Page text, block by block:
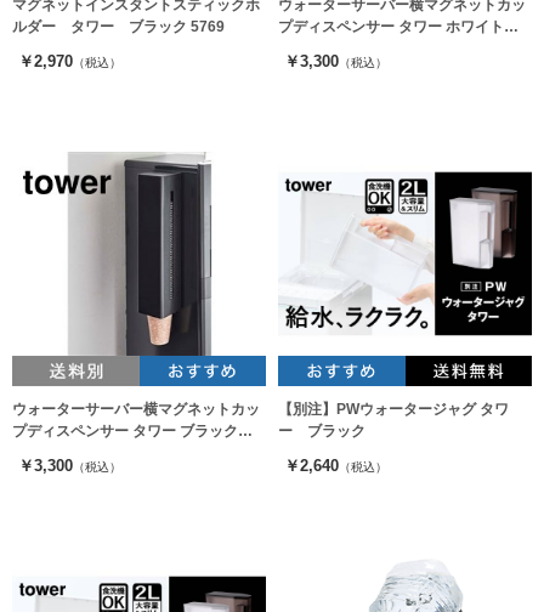
マグネットインスタントスティックホ
ルダー タワー ブラック 5769
￥2,970 （税込）
ウォーターサーバー横マグネットカッ
プディスペンサー タワー ホワイト
￥3,300 （税込）
ウォーターサーバー横マグネットカッ
プディスペンサー タワー ブラック
￥3,300 （税込）
【別注】PWウォータージャグ タワ
ー ブラック
￥2,640 （税込）